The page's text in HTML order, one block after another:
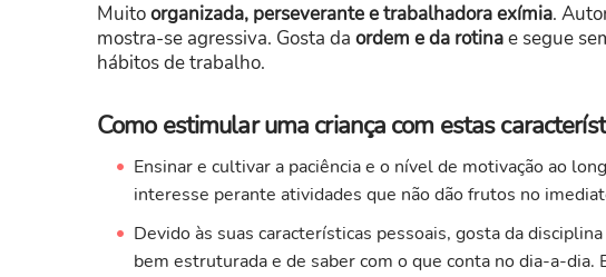
Muitoorganizada, perseverante e trabalhadora exímia.
mostra-se agressiva. Gosta da ordem e da rotinae segue
hábitos de trabalho.
Como estimular uma criança com estas
Ensinar e cultivar a paciência e o nível de motivação ao
interesse perante atividades que não dão frutos no
Devido às suas características pessoais, gosta da
bem estruturada e de saber com o que conta no dia-a-